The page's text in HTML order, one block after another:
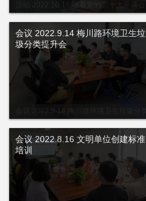
活动 2022.10.16 收看党的二十大开幕会
会议 2022.9.14 梅川路环境卫生垃圾分类
会议 2022.9.14 梅川路环境卫生垃
圾分类提升会
会议 2022.8.16 文明单位创建标准
培训